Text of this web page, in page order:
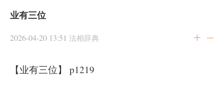
业有三位
2026-04-20 13:51 法相辞典
【业有三位】 p1219